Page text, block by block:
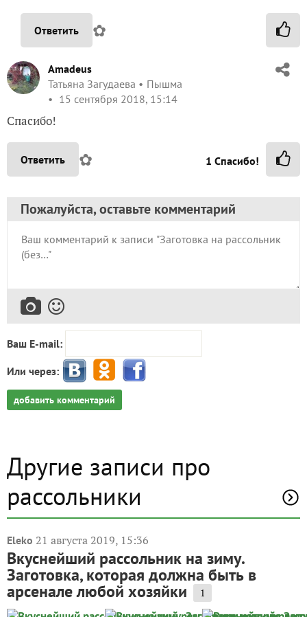
Ответить ✿
Amadeus
Татьяна Загудаева
Пышма
15 сентября 2018, 15:14
Спасибо!
Ответить ✿ 1 Спасибо!
Пожалуйста, оставьте комментарий
Ваш E-mail:
Или через:
добавить комментарий
Другие записи про
рассольники
Eleko 21 августа 2019, 15:36
Вкуснейший рассольник на зиму.
Заготовка, которая должна быть в
арсенале любой хозяйки 1